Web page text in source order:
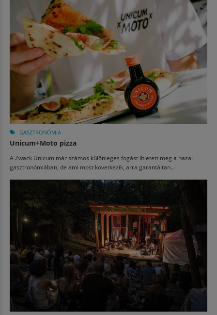
GASZTRONÓMIA
Unicum+Moto pizza
A Zwack Unicum már számos különleges fogást ihletett meg a hazai
gasztronómiában, de ami most következik, arra garantáltan...